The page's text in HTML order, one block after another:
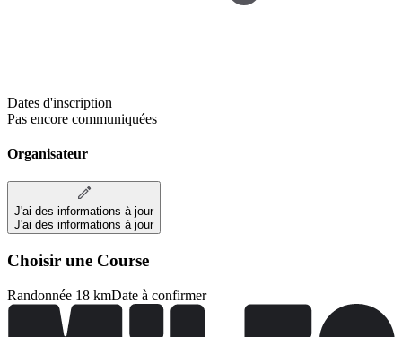
Dates d'inscription
Pas encore communiquées
Organisateur
J'ai des informations à jour
J'ai des informations à jour
Choisir une Course
Randonnée 18 kmDate à confirmer